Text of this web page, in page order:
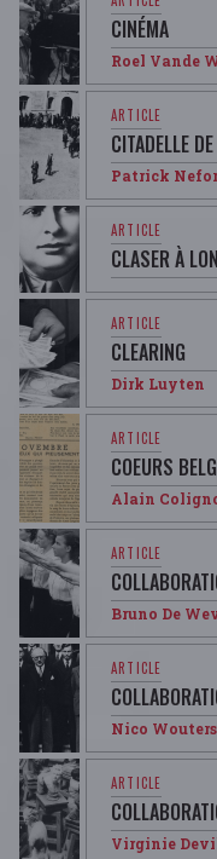
CINÉMA
Roel Vande
CITADELLE
Patrick
CLASER À
CLEARING
Dirk Luyten
COEURS
Alain
Bruno De
Nico Wouters
Virginie